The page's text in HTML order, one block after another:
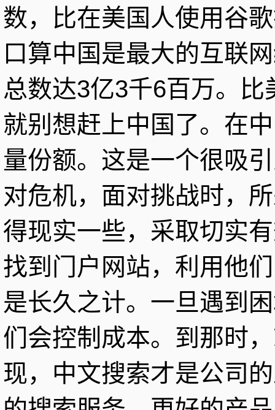
数，比在美国人使用谷
口算中国是最大的互联
总数达3亿3千6百万。
就别想赶上中国了。在
量份额。这是一个很吸
对危机，面对挑战时，
得现实一些，采取切实
找到门户网站，利用他
是长久之计。一旦遇到
们会控制成本。到那时
现，中文搜索才是公司